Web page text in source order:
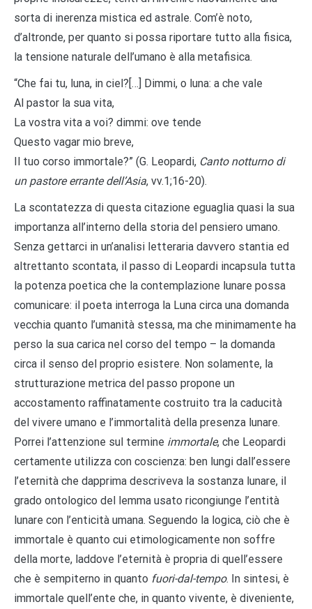
sorta di inerenza mistica ed astrale. Com’è noto,
d’altronde, per quanto si possa riportare tutto alla fisica,
la tensione naturale dell’umano è alla metafisica.
“Che fai tu, luna, in ciel?[…] Dimmi, o luna: a che vale
Al pastor la sua vita,
La vostra vita a voi? dimmi: ove tende
Questo vagar mio breve,
Il tuo corso immortale?” (G. Leopardi, Canto notturno di
un pastore errante dell’Asia, vv.1;16-20).
La scontatezza di questa citazione eguaglia quasi la sua
importanza all’interno della storia del pensiero umano.
Senza gettarci in un’analisi letteraria davvero stantia ed
altrettanto scontata, il passo di Leopardi incapsula tutta
la potenza poetica che la contemplazione lunare possa
comunicare: il poeta interroga la Luna circa una domanda
vecchia quanto l’umanità stessa, ma che minimamente ha
perso la sua carica nel corso del tempo – la domanda
circa il senso del proprio esistere. Non solamente, la
strutturazione metrica del passo propone un
accostamento raffinatamente costruito tra la caducità
del vivere umano e l’immortalità della presenza lunare.
Porrei l’attenzione sul termine immortale, che Leopardi
certamente utilizza con coscienza: ben lungi dall’essere
l’eternità che dapprima descriveva la sostanza lunare, il
grado ontologico del lemma usato ricongiunge l’entità
lunare con l’enticità umana. Seguendo la logica, ciò che è
immortale è quanto cui etimologicamente non soffre
della morte, laddove l’eternità è propria di quell’essere
che è sempiterno in quanto fuori-dal-tempo. In sintesi, è
immortale quell’ente che, in quanto vivente, è diveniente,